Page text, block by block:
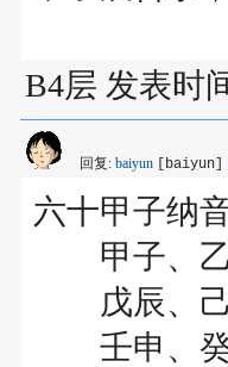
B4层 发表时
回复: baiyun [baiyun]
六十甲子纳
甲子、乙
戊辰、己
壬申、癸